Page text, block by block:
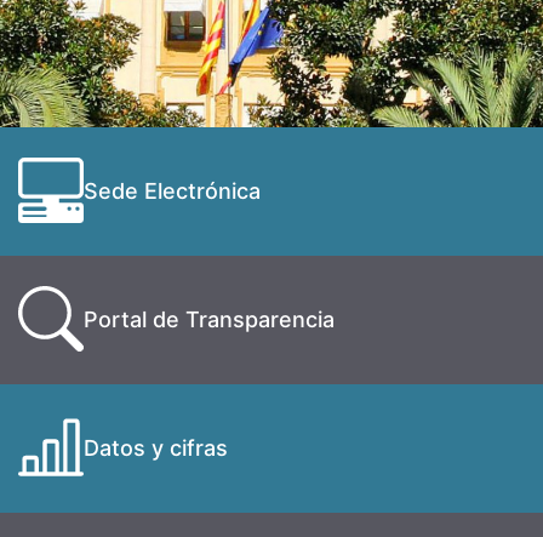
Sede Electrónica
Portal de Transparencia
Datos y cifras